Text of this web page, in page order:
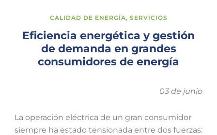
CALIDAD DE ENERGÍA, SERVICIOS
Eficiencia energética y gestión
de demanda en grandes
consumidores de energía
03 de junio
La operación eléctrica de un gran consumidor
siempre ha estado tensionada entre dos fuerzas: